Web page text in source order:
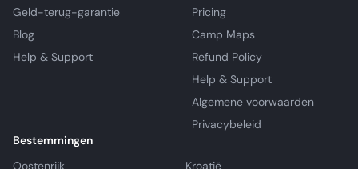
Geld-terug-garantie
Blog
Help & Support
Pricing
Camp Maps
Refund Policy
Help & Support
Algemene voorwaarden
Privacybeleid
Bestemmingen
Oostenrijk
Kroatië